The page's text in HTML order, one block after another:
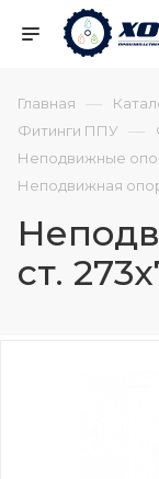
Главная —
Фитинги ППУ —
Неподвижные
Неподвижная
ст.